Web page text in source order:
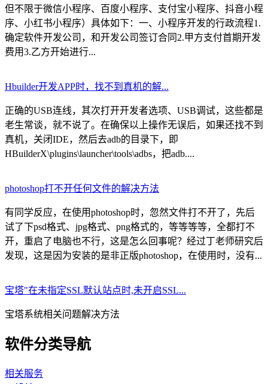
但不限于微信小程序、百度小程序、支付宝小程序、抖音小程
序、小红书小程序）具体如下：一、小程序开发的行政流程1.
确定软件开发公司，和开发公司签订合同2.甲方支付首期开发
费用3.乙方开始进行...
Hbuilder开发APP时，找不到真机的解...
正确的USB连线，其次打开开发者选项、USB调试，这些都是
老生常谈，就不说了。在确保以上操作无误后，如果还找不到
真机，关闭IDE，然后去adb的目录下，即
HBuilderX\plugins\launcher\tools\adbs，把adb....
photoshop打不开任何文件的解决方法
有同学反应，在使用photoshop时，忽然文件打不开了，先后
试了下psd格式、jpg格式、png格式的，等等等等，全都打不
开，重启了电脑也不行，这是怎么回事呢？经过丁老师研究后
发现，这是因为安装的是非正版photoshop，在使用时，没有...
宝塔"在未指定SSL默认站点时,未开启SSL...
宝塔系统相关问题解决方法
软件分类导航
相关服务